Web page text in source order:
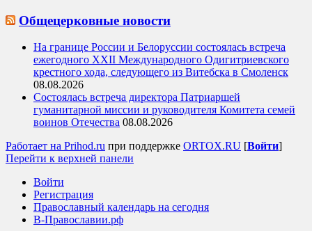
Общецерковные новости
На границе России и Белоруссии состоялась встреча
ежегодного XXII Международного Одигитриевского
крестного хода, следующего из Витебска в Смоленск
08.08.2026
Состоялась встреча директора Патриаршей
гуманитарной миссии и руководителя Комитета семей
воинов Отечества 08.08.2026
Работает на Prihod.ru при поддержке ORTOX.RU [Войти]
Перейти к верхней панели
Войти
Регистрация
Православный календарь на сегодня
В-Православии.рф